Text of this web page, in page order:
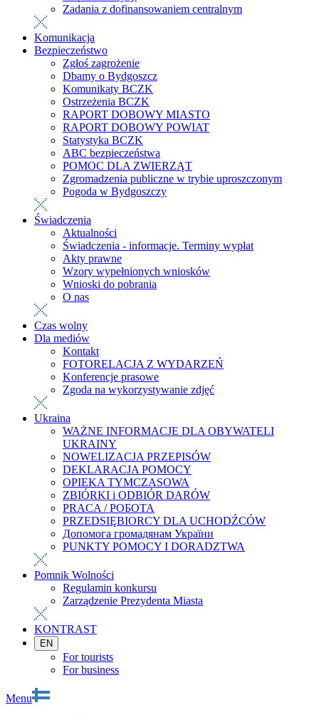
Zadania z dofinansowaniem centralnym
Komunikacja
Bezpieczeństwo
Zgłoś zagrożenie
Dbamy o Bydgoszcz
Komunikaty BCZK
Ostrzeżenia BCZK
RAPORT DOBOWY MIASTO
RAPORT DOBOWY POWIAT
Statystyka BCZK
ABC bezpieczeństwa
POMOC DLA ZWIERZĄT
Zgromadzenia publiczne w trybie uproszczonym
Pogoda w Bydgoszczy
Świadczenia
Aktualności
Świadczenia - informacje. Terminy wypłat
Akty prawne
Wzory wypełnionych wniosków
Wnioski do pobrania
O nas
Czas wolny
Dla mediów
Kontakt
FOTORELACJA Z WYDARZEŃ
Konferencje prasowe
Zgoda na wykorzystywanie zdjęć
Ukraina
WAŻNE INFORMACJE DLA OBYWATELI
UKRAINY
NOWELIZACJA PRZEPISÓW
DEKLARACJA POMOCY
OPIEKA TYMCZASOWA
ZBIÓRKI i ODBIÓR DARÓW
PRACA / РОБОТА
PRZEDSIĘBIORCY DLA UCHODŹCÓW
Допомога громадянам України
PUNKTY POMOCY I DORADZTWA
Pomnik Wolności
Regulamin konkursu
Zarządzenie Prezydenta Miasta
KONTRAST
EN
For tourists
For business
Menu